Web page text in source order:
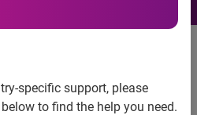
specific support, please
to find the help you need.
la solution
lutter contre
en ligne